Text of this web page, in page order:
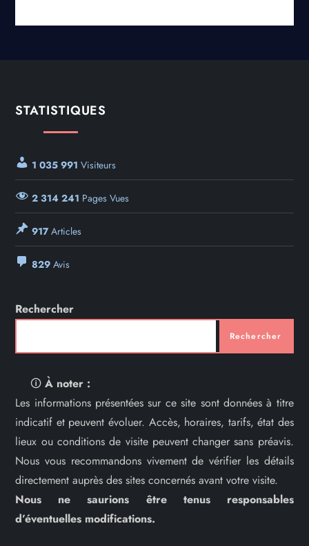
STATISTIQUES
1 035 991 Visiteurs
2 314 241 Pages Vues
917Articles
829 Avis
Rechercher
Rechercher
🛈À noter :
Les informations présentées sur ce site sont données à titre
indicatif et peuvent évoluer. Accès, horaires, tarifs, état des
lieux ou conditions de visite peuvent changer sans préavis.
Nous vous recommandons vivement de vérifier les détails
directement auprès des sites concernés avant votre visite.
Nous ne saurions être tenus responsables
d’éventuelles modifications.